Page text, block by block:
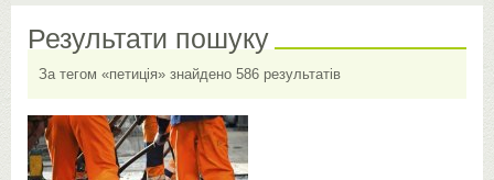
Результати пошуку
За тегом «петиція» знайдено 586 результатів